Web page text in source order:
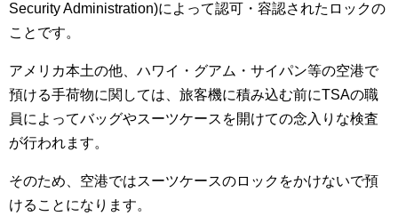
Security Administration)によって認可・容認されたロックの
ことです。
アメリカ本土の他、ハワイ・グアム・サイパン等の空港で
預ける手荷物に関しては、旅客機に積み込む前にTSAの職
員によってバッグやスーツケースを開けての念入りな検査
が行われます。
そのため、空港ではスーツケースのロックをかけないで預
けることになります。